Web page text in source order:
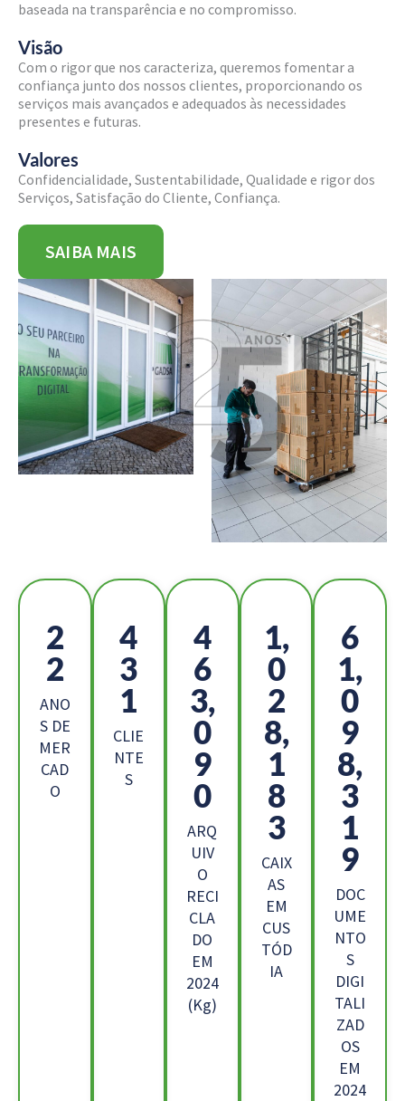
baseada na transparência e no compromisso.
Visão
Com o rigor que nos caracteriza, queremos fomentar a
confiança junto dos nossos clientes, proporcionando os
serviços mais avançados e adequados às necessidades
presentes e futuras.
Valores
Confidencialidade, Sustentabilidade, Qualidade e rigor dos
Serviços, Satisfação do Cliente, Confiança.
SAIBA MAIS
2
5
ANO
S DE
MER
CAD
O
4
8
6
CLIE
NTE
S
5
2
2,
8
4
2
ARQ
UIV
O
RECI
CLA
DO
EM
2024
(Kg)
1,
1
6
0,
8
4
9
CAIX
AS
EM
CUS
TÓD
IA
6
8,
9
8
1,
8
2
8
DOC
UME
NTO
S
DIGI
TALI
ZAD
OS
EM
2024